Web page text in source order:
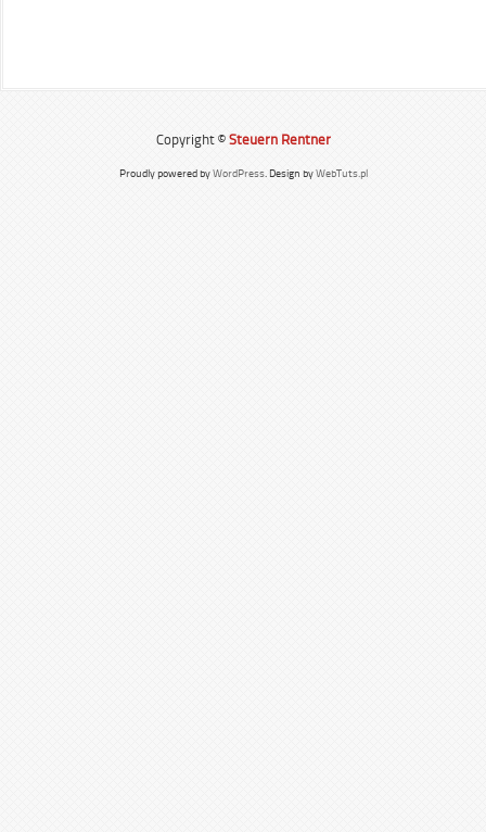
Copyright © Steuern Rentner
Proudly powered byWordPress. Design byWebTuts.pl